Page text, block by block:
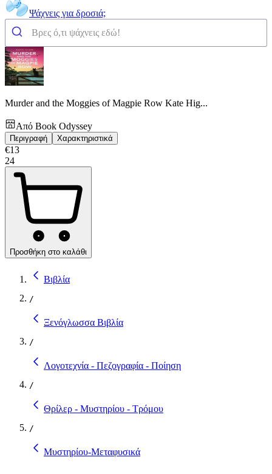
Ψάχνεις για δροσιά;
Murder and the Moggies of Magpie Row Kate Hig...
Από Book Odyssey
Περιγραφή Χαρακτηριστικά
€13
24
Προσθήκη στο καλάθι
Βιβλία
/
Ξενόγλωσσα Βιβλία
/
Λογοτεχνία - Πεζογραφία - Ποίηση
/
Θρίλερ - Μυστηρίου - Τρόμου
/
Μυστηρίου-Μεταφυσικά